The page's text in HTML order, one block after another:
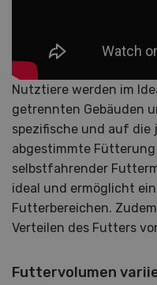
Nutztiere werden im
getrennten Gebäuden
spezifische und auf die
abgestimmte
selbstfahrender
ideal und ermöglicht
Futterbereichen.
Verteilen des Futters
Futtervolumen